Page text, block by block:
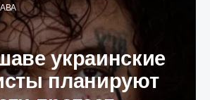
украинские
планируют